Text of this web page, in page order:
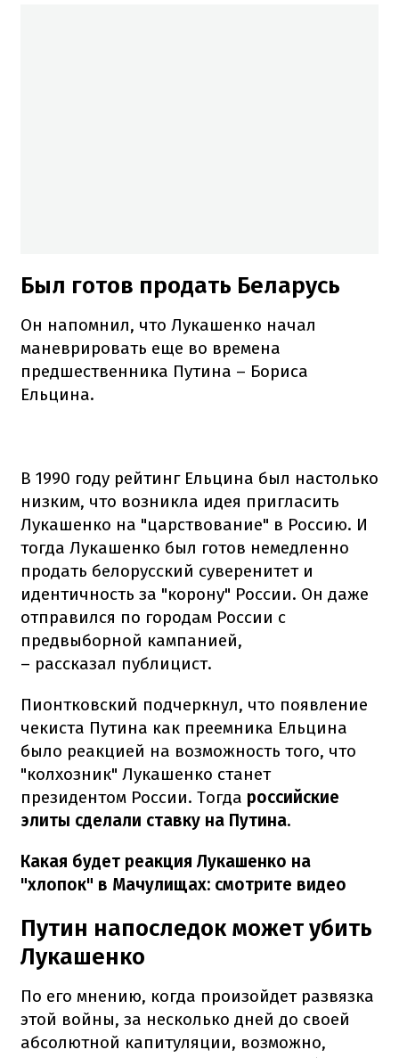
Был готов продать Беларусь
Он напомнил, что Лукашенко начал
маневрировать еще во времена
предшественника Путина – Бориса
Ельцина.
В 1990 году рейтинг Ельцина был настолько
низким, что возникла идея пригласить
Лукашенко на "царствование" в Россию. И
тогда Лукашенко был готов немедленно
продать белорусский суверенитет и
идентичность за "корону" России. Он даже
отправился по городам России с
предвыборной кампанией,
– рассказал публицист.
Пионтковский подчеркнул, что появление
чекиста Путина как преемника Ельцина
было реакцией на возможность того, что
"колхозник" Лукашенко станет
президентом России. Тогда российские
элиты сделали ставку на Путина.
Какая будет реакция Лукашенко на
"хлопок" в Мачулищах: смотрите видео
Путин напоследок может убить
Лукашенко
По его мнению, когда произойдет развязка
этой войны, за несколько дней до своей
абсолютной капитуляции, возможно,